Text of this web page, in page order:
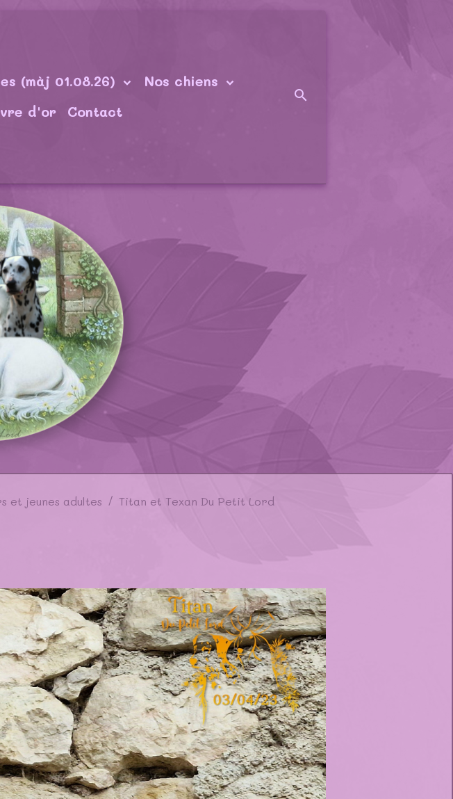
(màj 01.08.26)
Nos chiens
d'or
Contact
et jeunes adultes
Titan et Texan Du Petit Lord